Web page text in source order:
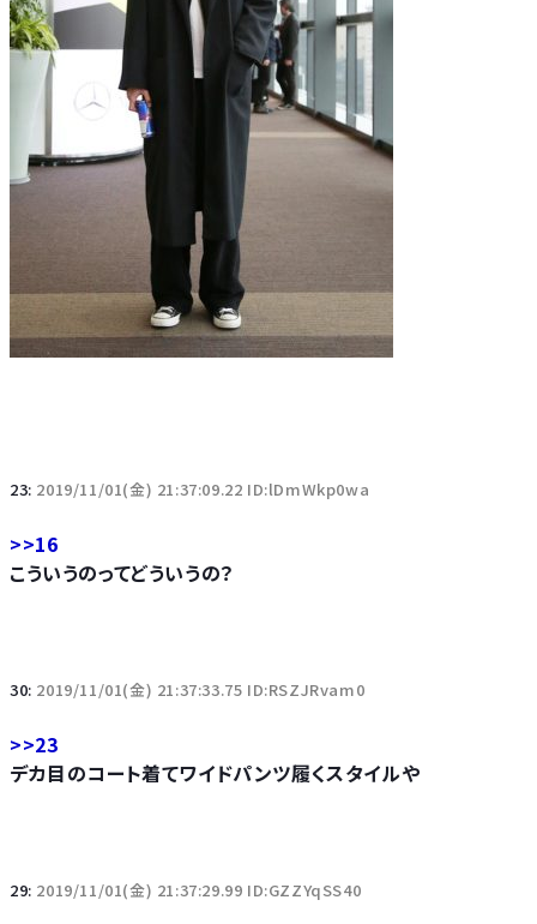
23: 2019/11/01(金) 21:37:09.22 ID:lDmWkp0wa
>>16
こういうのってどういうの？
30: 2019/11/01(金) 21:37:33.75 ID:RSZJRvam0
>>23
デカ目のコート着てワイドパンツ履くスタイルや
29: 2019/11/01(金) 21:37:29.99 ID:GZZYqSS40